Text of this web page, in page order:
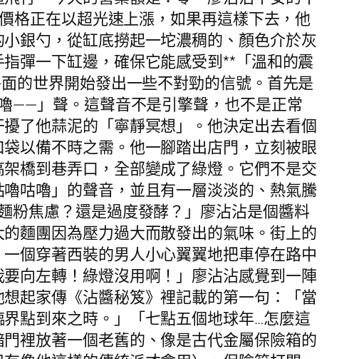
格正在以超光速上漲，如果再這樣下去，他
銀勺，從缸底撈起一坨濃稠的、顏色介於灰
彈一下缸邊，確保它能感受到**「溫和的震
的世界開始發出一些不對勁的信號。首先是
——」聲。這聲音不是引擎聲，也不是正常
了他蒜泥的「寧靜冥想」。他決定出去看個
以備不時之需。他一腳踏出店門，立刻被眼
橋到巷弄口，全部變成了綠燈。它們不是交
咕嚕」的聲音，並且有一層淡淡的、熱氣騰
焦慮？還是過度發酵？」廖沾沾是個醬料
麵團因為壓力過大而散發出的氣味。街上的
個穿著西裝的男人小心翼翼地把車停在路中
向左轉！綠燈沒用啊！」廖沾沾感覺到一陣
起家傳《沾醬秘笈》裡記載的第一句：「當
點到來之時。」「七點五個地球年…怎麼這
裡放著一個老舊的、像是古代金屬保險箱的